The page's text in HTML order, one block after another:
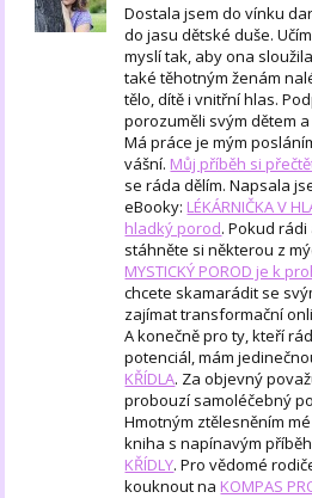
Dostala jsem do vínku
do jasu dětské duše.
myslí tak, aby ona
také těhotným ženám
tělo, dítě i vnitřní hlas.
porozuměli svým dětem
Má práce je mým
vášní. Můj příběh si
se ráda dělím. Napsala
eBooky: LÉKÁRNIČKA V
hladký porod. Pokud
stáhněte si některou z
MYSTICKÝ POROD je k
chcete skamarádit se
zajímat transformační
A konečně pro ty, kteří
potenciál, mám
KŘÍDLA. Za objevný
probouzí samoléčebný
Hmotným ztělesněním
kniha s napínavým
KŘÍDLY. Pro vědomé
kouknout na KOMPAS